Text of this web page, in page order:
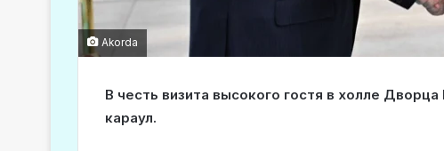
Akorda
В честь визита высокого гостя в холле
караул.